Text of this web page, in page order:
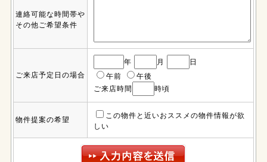
連絡可能な時間帯や
その他ご希望条件
ご来店予定日の場合
年 月
日
午前
午後
ご来店時間
時頃
物件提案の希望
この物件と近いおススメの物件情報が欲
しい